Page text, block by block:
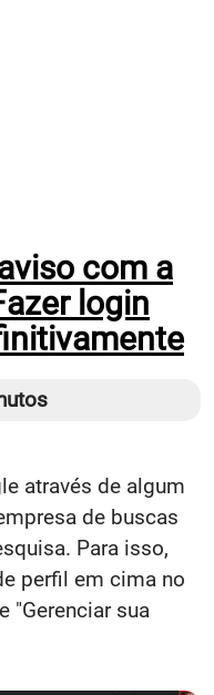
com a
login
através de algum
de buscas
Para isso,
perfil em cima no
"Gerenciar sua